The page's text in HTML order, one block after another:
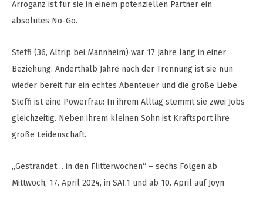
Arroganz ist für sie in einem potenziellen Partner ein
absolutes No-Go.
Steffi (36, Altrip bei Mannheim) war 17 Jahre lang in einer
Beziehung. Anderthalb Jahre nach der Trennung ist sie nun
wieder bereit für ein echtes Abenteuer und die große Liebe.
Steffi ist eine Powerfrau: In ihrem Alltag stemmt sie zwei Jobs
gleichzeitig. Neben ihrem kleinen Sohn ist Kraftsport ihre
große Leidenschaft.
„Gestrandet… in den Flitterwochen“ – sechs Folgen ab
Mittwoch, 17. April 2024, in SAT.1 und ab 10. April auf Joyn